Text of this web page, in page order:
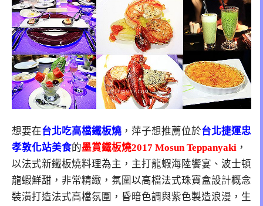
想要在台北吃高檔鐵板燒 ，萍子想推薦位於台北捷運忠
孝敦化站美食的墨賞鐵板燒2017 Mosun Teppanyaki ，
以法式新鐵板燒料理為主，主打龍蝦海陸饗宴、波士頓
龍蝦鮮甜，非常精緻，氛圍以高檔法式珠寶盒設計概念
裝潢打造法式高檔氛圍，昏暗色調與紫色製造浪漫，生